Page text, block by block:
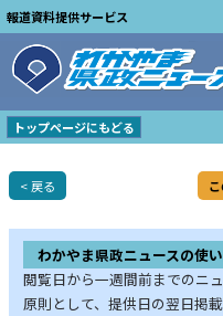
報道資料提供サービス
トップページにもどる
< 戻る
わかやま県政ニュースの使
閲覧日から一週間前までのニ
原則として、提供日の翌日掲